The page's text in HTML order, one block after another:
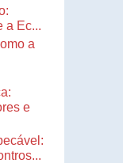
a Ec...
a
e